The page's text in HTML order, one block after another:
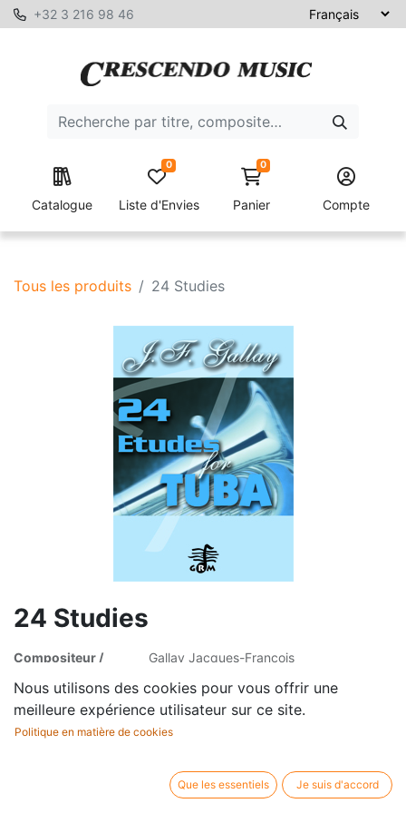
+32 3 216 98 46
Catalogue Liste d'Envies
0 0
Panier Compte
Tous les produits 24 Studies
24 Studies
Compositeur /
Gallay Jacques-Francois
Editeur / co-
auteur:
Dominique Vanhaegenberg
Profession:
Tuba
Partition
Nous utilisons des cookies pour vous offrir une
meilleure expérience utilisateur sur ce site.
Politique en matière de cookies
Que les essentiels Je suis d'accord